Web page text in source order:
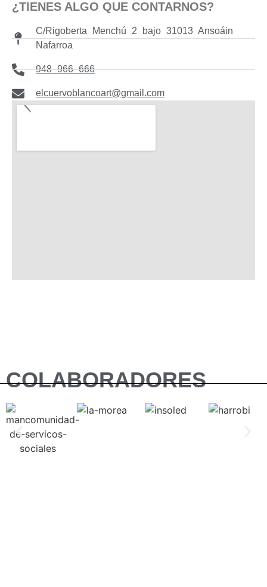
¿TIENES ALGO QUE CONTARNOS?
C/Rigoberta Menchú 2 bajo 31013 Ansoáin
Nafarroa
948 966 666
elcuervoblancoart@gmail.com
COLABORADORES